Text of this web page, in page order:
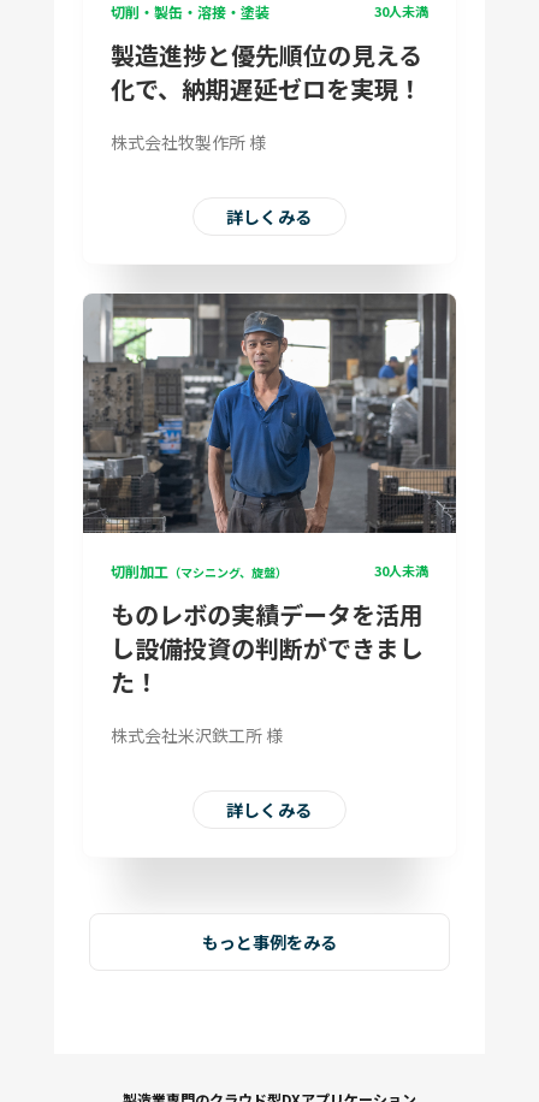
切削・製缶・溶接・塗装 30人未満
製造進捗と優先順位の見える
化で、納期遅延ゼロを実現！
株式会社牧製作所 様
詳しくみる
切削加工（マシニング、旋盤） 30人未満
ものレボの実績データを活用
し設備投資の判断ができまし
た！
株式会社米沢鉄工所 様
詳しくみる
もっと事例をみる